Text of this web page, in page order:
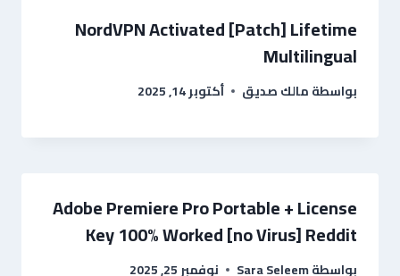
NordVPN Activated [Patch] Lifetime
Multilingual
بواسطةمالك صديق أكتوبر 14, 2025
Adobe Premiere Pro Portable + License
Key 100% Worked [no Virus] Reddit
بواسطةSara Seleem نوفمبر 25, 2025